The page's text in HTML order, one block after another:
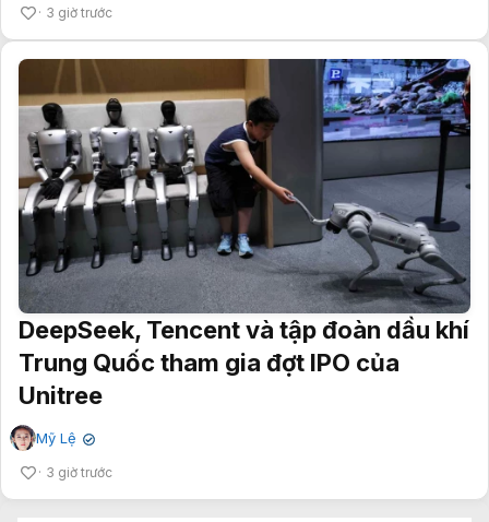
3 giờ trước
DeepSeek, Tencent và tập đoàn dầu khí
Trung Quốc tham gia đợt IPO của
Unitree
Mỹ Lệ ✔
3 giờ trước